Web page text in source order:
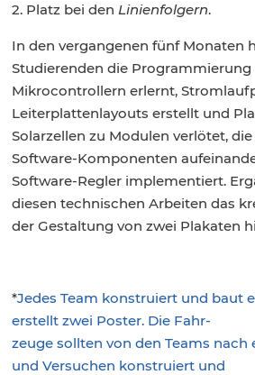
2. Platz bei den Linienfolgern.
In den vergangenen fünf Monaten
Studierenden die Programmierung
Mikrocontrollern erlernt,
Leiterplattenlayouts erstellt und
Solarzellen zu Modulen verlötet,
Software-Komponenten
Software-Regler implementiert.
diesen technischen Arbeiten das
der Gestaltung von zwei Plakaten
*Jedes Team konstruiert und baut
erstellt zwei Poster. Die Fahr-
zeuge sollten von den Teams nach
und Versuchen konstruiert und